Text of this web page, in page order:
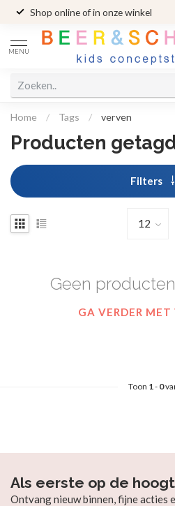
Shop online of in onze winkel
MENU
Home / Tags / verven
Producten
Filters
Geen
GA VERDER MET
Toon 1- 0
Als eerste op de
Ontvang nieuw binnen, fijne acties